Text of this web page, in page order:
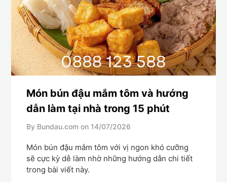
Món bún đậu mắm tôm và hướng
dẫn làm tại nhà trong 15 phút
By Bundau.com on 14/07/2026
Món bún đậu mắm tôm với vị ngon khó cưỡng
sẽ cực kỳ dễ làm nhờ những hướng dẫn chi tiết
trong bài viết này.